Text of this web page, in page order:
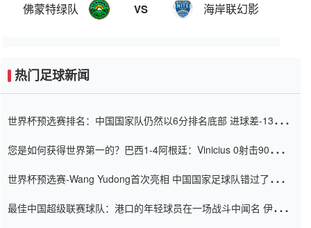
佛蒙特绿队 VS 海岸联幻影
热门足球新闻
世界杯预选赛排名：中国国家队仍然以6分排名底部 进球差-13令人
您是如何获得世界第一的？巴西1-4阿根廷：Vinicius 0射击90分钟
世界杯预选赛-Wang Yudong首次亮相 中国国家足球队错过了世界
最佳中国超级联赛球队：港口的年轻球员在一场战斗中闻名 伊万放